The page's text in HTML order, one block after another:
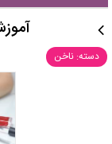
دسته: ناخن